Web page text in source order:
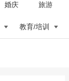
婚庆 旅游
教育/培训